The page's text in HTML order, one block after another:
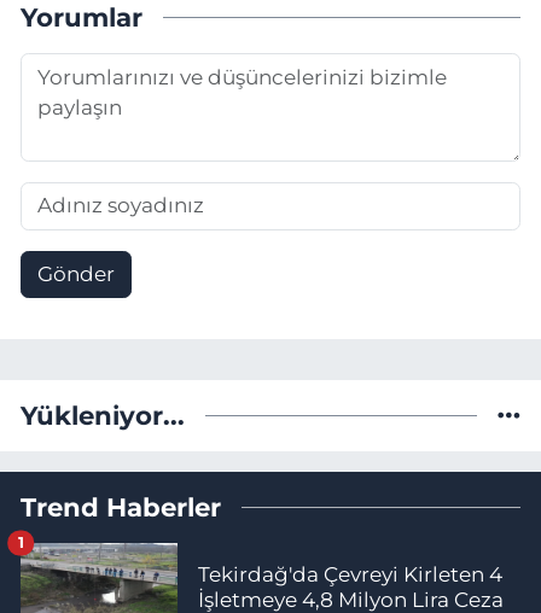
Yorumlar
Gönder
Yükleniyor...
Trend Haberler
Tekirdağ'da Çevreyi Kirleten 4
İşletmeye 4,8 Milyon Lira Ceza
1